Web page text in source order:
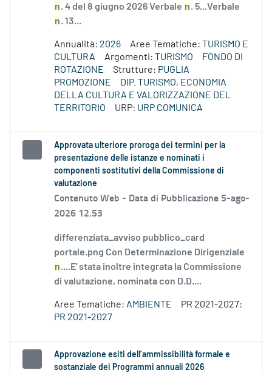
n. 4 del 8 giugno 2026 Verbale n. 5...Verbale
n. 13...
Annualità: 2026 Aree Tematiche: TURISMO E
CULTURA
Argomenti: TURISMO
FONDO DI
ROTAZIONE
Strutture: PUGLIA
PROMOZIONE
DIP. TURISMO, ECONOMIA
DELLA CULTURA E VALORIZZAZIONE DEL
TERRITORIO
URP: URP COMUNICA
Approvata ulteriore proroga dei termini per la
presentazione delle istanze e nominati i
componenti sostitutivi della Commissione di
valutazione
Contenuto Web - Data di Pubblicazione 5-ago-
2026 12.53
differenziata_avviso pubblico_card
portale.png Con Determinazione Dirigenziale
n....E' stata inoltre integrata la Commissione
di valutazione, nominata con D.D....
Aree Tematiche: AMBIENTE
PR 2021-2027:
PR 2021-2027
Approvazione esiti dell’ammissibilità formale e
sostanziale dei Programmi annuali 2026